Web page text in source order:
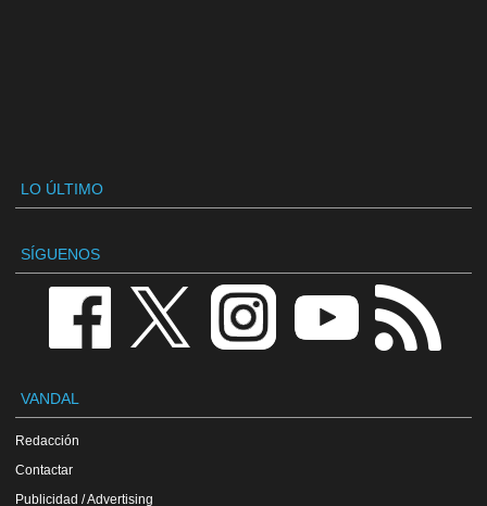
LO ÚLTIMO
SÍGUENOS
VANDAL
Redacción
Contactar
Publicidad / Advertising